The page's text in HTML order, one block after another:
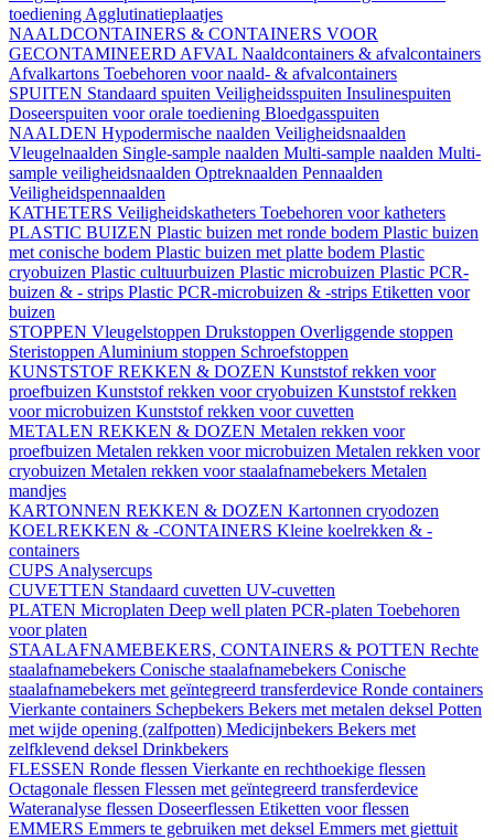
toediening Agglutinatieplaatjes
NAALDCONTAINERS & CONTAINERS VOOR
GECONTAMINEERD AFVAL Naaldcontainers & afvalcontainers
Afvalkartons Toebehoren voor naald- & afvalcontainers
SPUITEN Standaard spuiten Veiligheidsspuiten Insulinespuiten
Doseerspuiten voor orale toediening Bloedgasspuiten
NAALDEN Hypodermische naalden Veiligheidsnaalden
Vleugelnaalden Single-sample naalden Multi-sample naalden Multi-
sample veiligheidsnaalden Optreknaalden Pennaalden
Veiligheidspennaalden
KATHETERS Veiligheidskatheters Toebehoren voor katheters
PLASTIC BUIZEN Plastic buizen met ronde bodem Plastic buizen
met conische bodem Plastic buizen met platte bodem Plastic
cryobuizen Plastic cultuurbuizen Plastic microbuizen Plastic PCR-
buizen & - strips Plastic PCR-microbuizen & -strips Etiketten voor
buizen
STOPPEN Vleugelstoppen Drukstoppen Overliggende stoppen
Steristoppen Aluminium stoppen Schroefstoppen
KUNSTSTOF REKKEN & DOZEN Kunststof rekken voor
proefbuizen Kunststof rekken voor cryobuizen Kunststof rekken
voor microbuizen Kunststof rekken voor cuvetten
METALEN REKKEN & DOZEN Metalen rekken voor
proefbuizen Metalen rekken voor microbuizen Metalen rekken voor
cryobuizen Metalen rekken voor staalafnamebekers Metalen
mandjes
KARTONNEN REKKEN & DOZEN Kartonnen cryodozen
KOELREKKEN & -CONTAINERS Kleine koelrekken & -
containers
CUPS Analysercups
CUVETTEN Standaard cuvetten UV-cuvetten
PLATEN Microplaten Deep well platen PCR-platen Toebehoren
voor platen
STAALAFNAMEBEKERS, CONTAINERS & POTTEN Rechte
staalafnamebekers Conische staalafnamebekers Conische
staalafnamebekers met geïntegreerd transferdevice Ronde containers
Vierkante containers Schepbekers Bekers met metalen deksel Potten
met wijde opening (zalfpotten) Medicijnbekers Bekers met
zelfklevend deksel Drinkbekers
FLESSEN Ronde flessen Vierkante en rechthoekige flessen
Octagonale flessen Flessen met geïntegreerd transferdevice
Wateranalyse flessen Doseerflessen Etiketten voor flessen
EMMERS Emmers te gebruiken met deksel Emmers met giettuit